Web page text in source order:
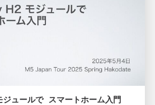
ジュールで スマートホーム入門